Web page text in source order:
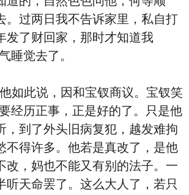
。过两日我不告诉家里，私自打
发了财回家，那时才知道我
睡觉去了。
此说，因和宝钗商议。宝钗笑
经历正事，正是好的了。只是他
，到了外头旧病复犯，越发难拘
不得许多。他若是真改了，是他
改，妈也不能又有别的法子。一
听天命罢了。这么大人了，若只